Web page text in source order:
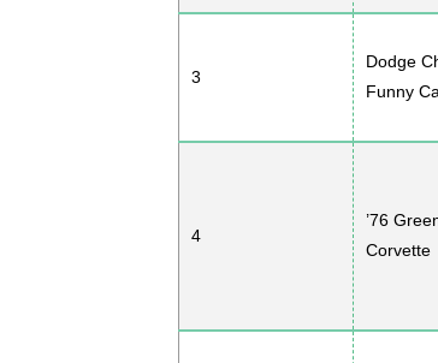
3
Dodge
Funny
4
’76
Corvette